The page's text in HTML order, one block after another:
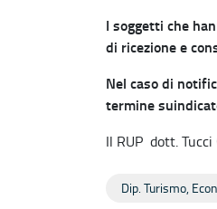
I soggetti che
di ricezione e
Nel caso di
termine
Il RUP dott. Tucci
Dip. Turismo,